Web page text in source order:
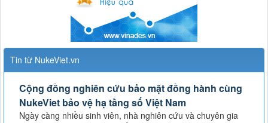
Tin từ NukeViet.vn
Cộng đồng nghiên cứu bảo mật đồng hành cùng
NukeViet bảo vệ hạ tầng số Việt Nam
Ngày càng nhiều sinh viên, nhà nghiên cứu và chuyên gia